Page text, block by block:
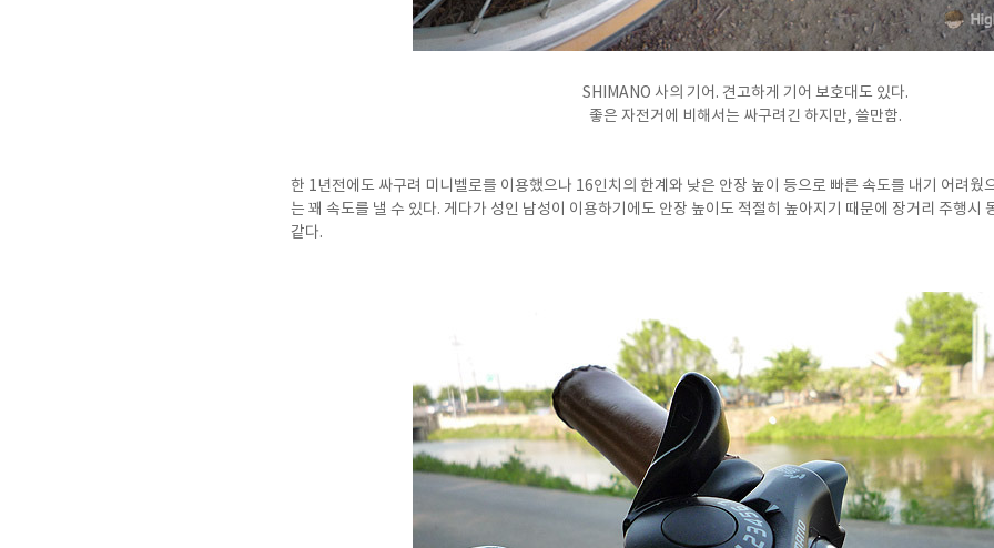
SHIMANO 사의 기어. 견고하게 기어 보호대도 있다.
좋은 자전거에 비해서는 싸구려긴 하지만, 쓸만함.
한 1년전에도 싸구려 미니벨로를 이용했으나 16인치의 한계와 낮은 안장 높이 등으로 빠른 속도를 내기 어려웠
는 꽤 속도를 낼 수 있다. 게다가 성인 남성이 이용하기에도 안장 높이도 적절히 높아지기 때문에 장거리 주행시
같다.